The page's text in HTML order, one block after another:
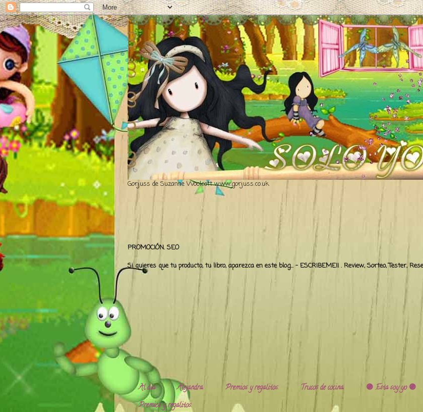
Gorjuss de Suzanne Woolcott www.gorjuss.co.uk
PROMOCIÓN. SEO
Si quieres que tu producto, tu libro, aparezca en este blog... - ESCRIBEME!! . Review, Sorteo, Tester,
Al día Alejandra. Premios y regalitos. Trucos de cocina. 🟣 Esta soy yo 🟣
Premios y regalitos.